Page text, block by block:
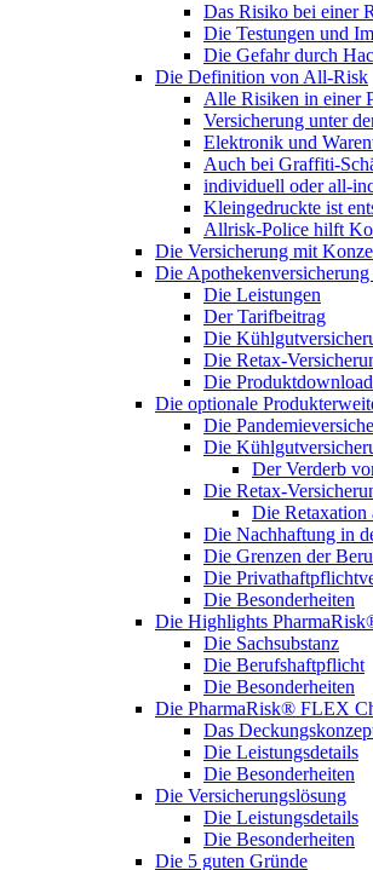
Das Risiko bei einer
Die Testungen und
Die Gefahr durch
Die Definition von All-Risk
Alle Risiken in einer
Versicherung unter
Elektronik und
Auch bei Graffiti-
individuell oder all-
Kleingedruckte ist
Allrisk-Police hilft
Die Versicherung mit
Die
Die Leistungen
Der Tarifbeitrag
Die
Die Retax-
Die
Die optionale
Die
Die
Der Verderb
Die Retax-
Die Retaxation
Die Nachhaftung in
Die Grenzen der
Die
Die Besonderheiten
Die Highlights
Die Sachsubstanz
Die Berufshaftpflicht
Die Besonderheiten
Die PharmaRisk® FLEX
Das
Die Leistungsdetails
Die Besonderheiten
Die Versicherungslösung
Die Leistungsdetails
Die Besonderheiten
Die 5 guten Gründe